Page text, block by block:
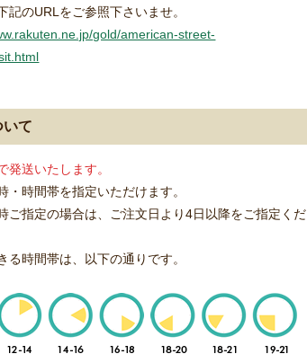
記のURLをご参照下さいませ。
gold/american-street-
いて
発送いたします。
・時間帯を指定いただけます。
ご指定の場合は、ご注文日より4日以降をご指定くだ
る時間帯は、以下の通りです。